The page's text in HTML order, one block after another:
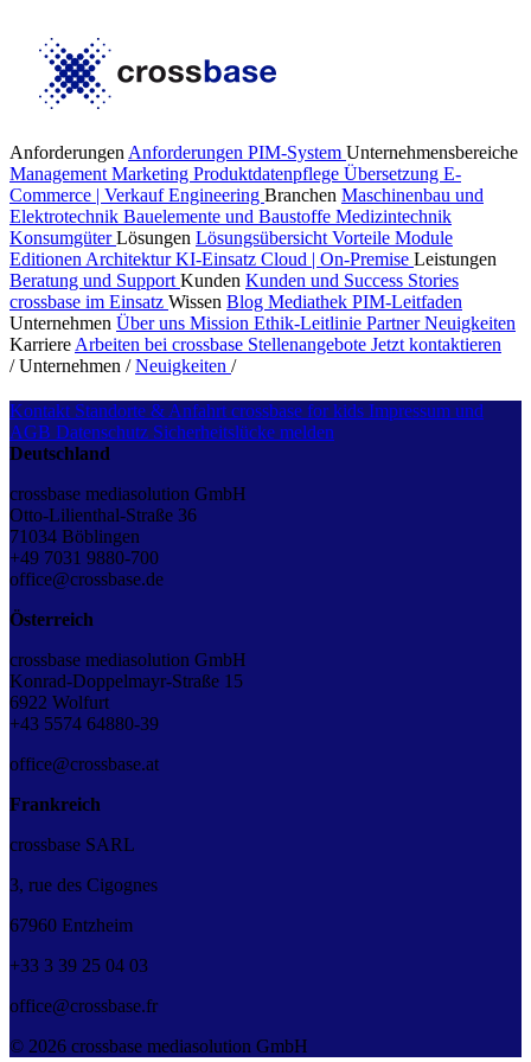
Anforderungen Anforderungen PIM-System Unternehmensbereiche
Management Marketing Produktdatenpflege Übersetzung E-
Commerce | VerkaufEngineering Branchen Maschinenbau und
Elektrotechnik Bauelemente und Baustoffe Medizintechnik
KonsumgüterLösungen Lösungsübersicht Vorteile Module
Editionen ArchitekturKI-Einsatz Cloud | On-Premise Leistungen
Beratung und Support Kunden Kunden und Success Stories
crossbase im Einsatz Wissen Blog Mediathek PIM-Leitfaden
Unternehmen Über uns Mission Ethik-Leitlinie PartnerNeuigkeiten
Karriere Arbeiten bei crossbase Stellenangebote Jetzt kontaktieren
/ Unternehmen / Neuigkeiten /
Kontakt Standorte & Anfahrt crossbase for kids Impressum und
AGB Datenschutz Sicherheitslücke melden
Deutschland
crossbase mediasolution GmbH
Otto-Lilienthal-Straße 36
71034 Böblingen
+49 7031 9880-700
office@crossbase.de
Österreich
crossbase mediasolution GmbH
Konrad-Doppelmayr-Straße 15
6922 Wolfurt
+43 5574 64880-39
office@crossbase.at
Frankreich
crossbase SARL
3, rue des Cigognes
67960 Entzheim
+33 3 39 25 04 03
office@crossbase.fr
© 2026 crossbase mediasolution GmbH